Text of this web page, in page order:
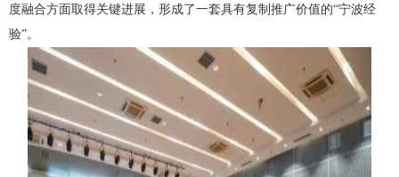
度融合方面取得关键进展，形成了一套具有复制推广价值的“宁波经
验”。